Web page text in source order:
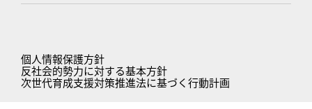
個人情報保護方針
反社会的勢力に対する基本方針
次世代育成支援対策推進法に基づく行動計画